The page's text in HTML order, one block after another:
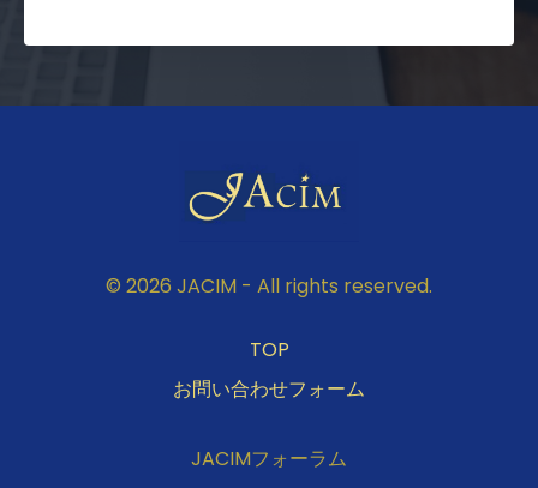
© 2026 JACIM - All rights reserved.
TOP
お問い合わせフォーム
JACIMフォーラム